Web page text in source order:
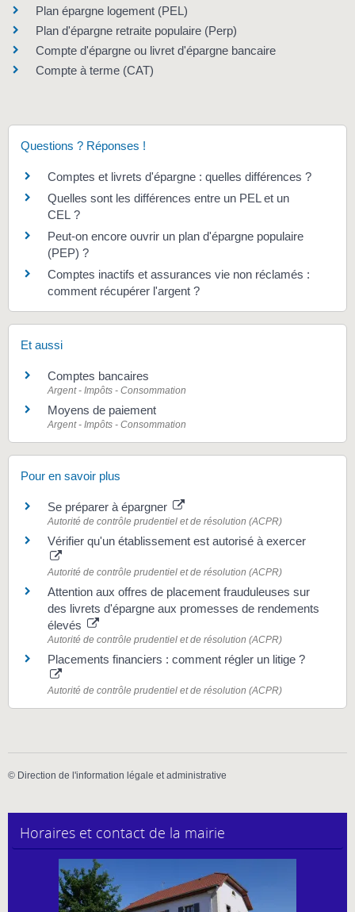
Plan épargne logement (PEL)
Plan d'épargne retraite populaire (Perp)
Compte d'épargne ou livret d'épargne bancaire
Compte à terme (CAT)
Questions ? Réponses !
Comptes et livrets d'épargne : quelles différences ?
Quelles sont les différences entre un PEL et un
CEL ?
Peut-on encore ouvrir un plan d'épargne populaire
(PEP) ?
Comptes inactifs et assurances vie non réclamés :
comment récupérer l'argent ?
Et aussi
Comptes bancaires
Argent - Impôts - Consommation
Moyens de paiement
Argent - Impôts - Consommation
Pour en savoir plus
Se préparer à épargner
Autorité de contrôle prudentiel et de résolution (ACPR)
Vérifier qu'un établissement est autorisé à exercer
Autorité de contrôle prudentiel et de résolution (ACPR)
Attention aux offres de placement frauduleuses sur
des livrets d'épargne aux promesses de rendements
élevés
Autorité de contrôle prudentiel et de résolution (ACPR)
Placements financiers : comment régler un litige ?
Autorité de contrôle prudentiel et de résolution (ACPR)
© Direction de l'information légale et administrative
Horaires et contact de la mairie